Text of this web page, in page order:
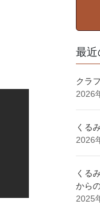
最近
クラ
2026
くる
2026
くる
から
2025